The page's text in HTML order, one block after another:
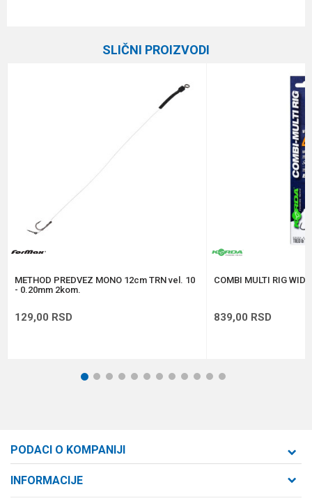
Anti-spam zaštita - izračunajte koliko je 9 - 4 :
POŠALJI
SLIČNI PROIZVODI
METHOD PREDVEZ MONO 12cm TRN vel. 10
- 0.20mm 2kom.
129,00 RSD
COMBI MULTI RIG
839,00 RSD
1 2 3 4 5 6 7 8 9 101112
PODACI O KOMPANIJI
INFORMACIJE